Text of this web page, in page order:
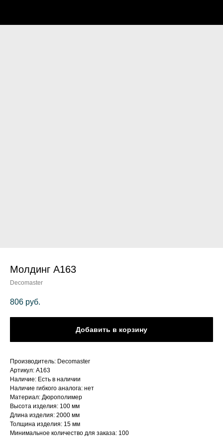
Молдинг A163
Decomaster
806 руб.
Добавить в корзину
Производитель: Decomaster
Артикул: A163
Наличие: Есть в наличии
Наличие гибкого аналога: нет
Материал: Дюрополимер
Высота изделия: 100 мм
Длина изделия: 2000 мм
Толщина изделия: 15 мм
Минимальное количество для заказа: 100